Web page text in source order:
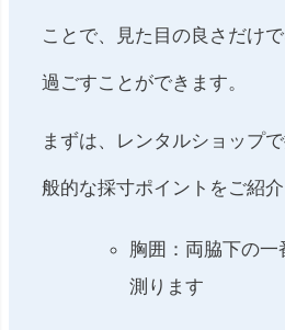
ことで、見た目の良さだけ
過ごすことができます。
まずは、レンタルショップ
般的な採寸ポイントをご紹介
胸囲：両脇下の一
測ります